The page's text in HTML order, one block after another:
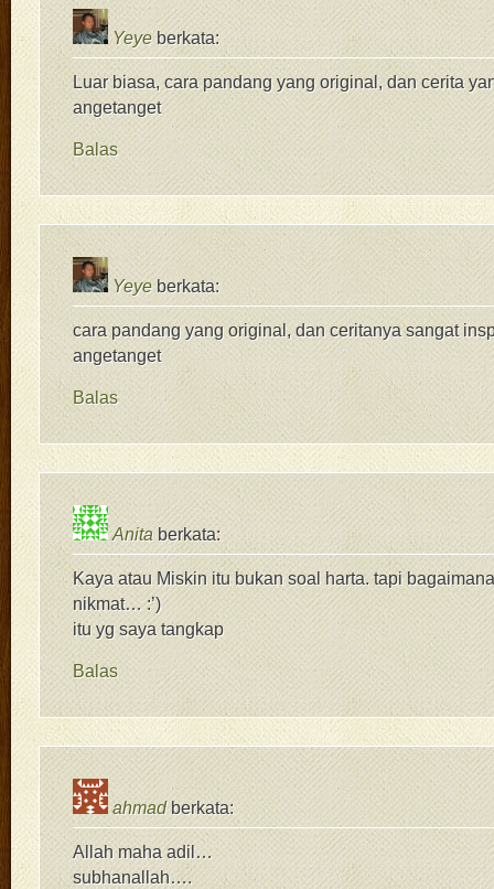
Yeye berkata:
Luar biasa, cara pandang yang original, dan cerita
angetanget
Balas
Yeye berkata:
cara pandang yang original, dan ceritanya sangat
angetanget
Balas
Anita berkata:
Kaya atau Miskin itu bukan soal harta. tapi
nikmat… :’)
itu yg saya tangkap
Balas
ahmad berkata:
Allah maha adil…
subhanallah….